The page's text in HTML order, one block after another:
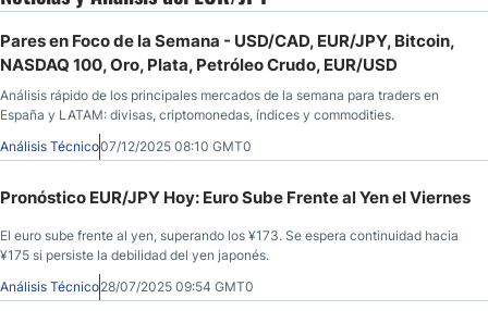
Pares en Foco de la Semana - USD/CAD, EUR/JPY, Bitcoin,
NASDAQ 100, Oro, Plata, Petróleo Crudo, EUR/USD
Análisis rápido de los principales mercados de la semana para traders en
España y LATAM: divisas, criptomonedas, índices y commodities.
Análisis Técnico07/12/2025 08:10 GMT0
Pronóstico EUR/JPY Hoy: Euro Sube Frente al Yen el Viernes
El euro sube frente al yen, superando los ¥173. Se espera continuidad hacia
¥175 si persiste la debilidad del yen japonés.
Análisis Técnico28/07/2025 09:54 GMT0